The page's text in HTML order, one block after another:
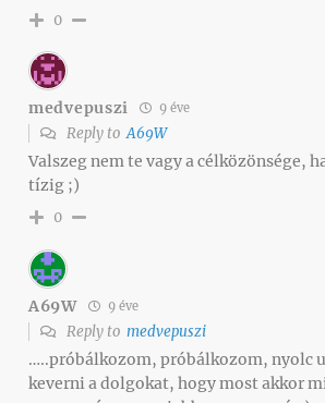
0
medvepuszi 9 éve
Reply toA69W
Valszeg nem te vagy a célközönsége,
tízig ;)
0
A69W 9 éve
Reply to medvepuszi
…..próbálkozom, próbálkozom, nyolc
keverni a dolgokat, hogy most akkor